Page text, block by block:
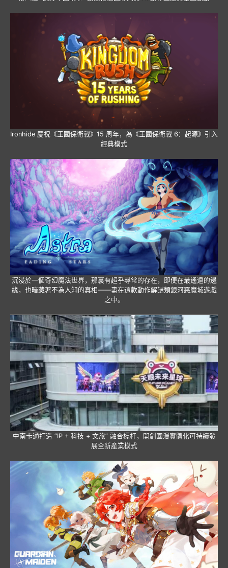
Ironhide 慶祝《王國保衛戰》15 周年，為《王國保衛戰 6：起源》引入
經典模式
沉浸於一個奇幻魔法世界，那裏有超乎尋常的存在，即便在最遙遠的邊
緣，也暗藏著不為人知的真相——盡在這款動作解謎類銀河惡魔城遊戲
之中。
中南卡通打造 “IP + 科技 + 文旅” 融合標杆，開創國漫實體化可持續發
展全新產業模式